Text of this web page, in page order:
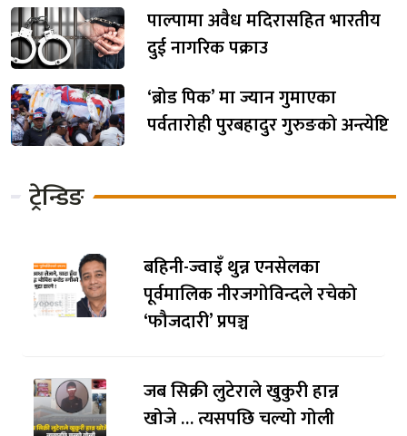
पाल्पामा अवैध मदिरासहित भारतीय
दुई नागरिक पक्राउ
‘ब्रोड पिक’ मा ज्यान गुमाएका
पर्वतारोही पुरबहादुर गुरुङको अन्त्येष्टि
ट्रेन्डिङ
बहिनी-ज्वाइँ थुन्न एनसेलका
पूर्वमालिक नीरजगोविन्दले रचेको
‘फौजदारी’ प्रपञ्च
जब सिक्री लुटेराले खुकुरी हान्न
खोजे … त्यसपछि चल्यो गोली